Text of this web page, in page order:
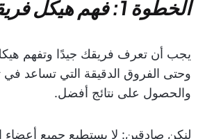
الخطوة 1: فهم هيكل فريقك
يجب أن تعرف فريقك جيدًا وتفهم
وحتى الفروق الدقيقة التي تساعد
والحصول على نتائج أفضل.
لنكن صادقين: لا يستطيع جميع أعضاء